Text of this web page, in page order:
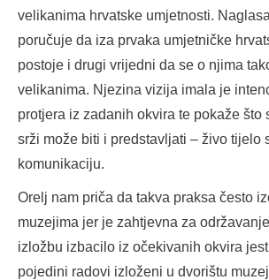
velikanima hrvatske umjetnosti.
poručuje da iza prvaka umjetničke
postoje i drugi vrijedni da se o njima
velikanima. Njezina vizija imala je
protjera iz zadanih okvira te pokaže što
srži može biti i predstavljati – živo tijelo
komunikaciju.
Orelj nam priča da takva praksa često
muzejima jer je zahtjevna za
izložbu izbacilo iz očekivanih okvira
pojedini radovi izloženi u dvorištu